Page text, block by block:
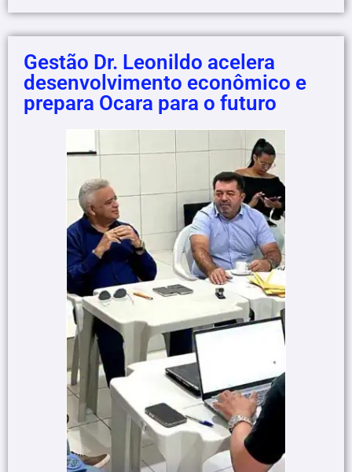
Gestão Dr. Leonildo acelera
desenvolvimento econômico e
prepara Ocara para o futuro